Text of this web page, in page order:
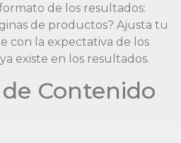
de los resultados:
de productos? Ajusta tu
con la expectativa de los
existe en los resultados.
Contenido